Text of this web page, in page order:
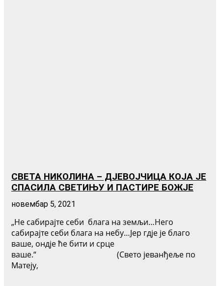
СВЕТА НИКОЛИНА – ДЈЕВОЈЧИЦА КОЈА ЈЕ
СПАСИЛА СВЕТИЊУ И ПАСТИРЕ БОЖЈЕ
новембар 5, 2021
„Не сабирајте себи блага на земљи…Него
сабирајте себи блага на небу…Јер гдје је благо
ваше, ондје ће бити и срце
ваше.“ (Свето јеванђеље по
Матеју,